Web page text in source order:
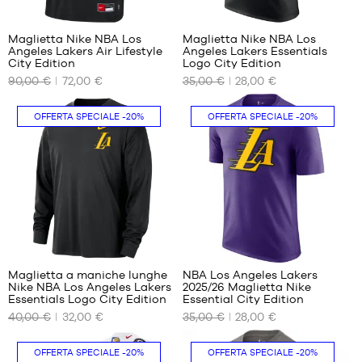
I
NOSTRI
FORMATI
DISPONIBILI
S
XL
XXL
Maglietta Nike NBA Los
Angeles Lakers Air Lifestyle
City Edition
90,00 €
72,00 €
I
NOSTRI
FORMATI
DISPONIBILI
S
Maglietta Nike NBA Los
Angeles Lakers Essentials
Logo City Edition
35,00 €
28,00 €
OFFERTA SPECIALE-20%
I
FORMATI
Maglietta a maniche lunghe
Nike NBA Los Angeles Lakers
Essentials Logo City Edition
40,00 €
32,00 €
OFFERTA SPECIALE -20%
I
FORMATI
DISPONIBILI
NBA Los Angeles Lakers
2025/26 Maglietta Nike
Essential City Edition
35,00 €
28,00 €
OFFERTA SPECIALE-20% OFFERTA SPECIALE -20%